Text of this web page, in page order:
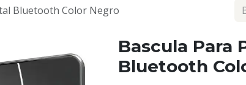
Bluetooth Color Negro
Bascula Para
Bluetooth